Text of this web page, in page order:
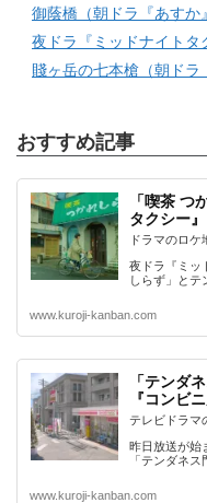
御蔭橋（朝ドラ『あすか
夜ドラ『ミッドナイトタ
賤ヶ岳の七本槍（朝ドラ
おすすめ記事
「喫茶 つ
タクシー』
ドラマのロケ
夜ドラ『ミッ
しらず」とテ
www.kuroji-kanban.com
「テンダ
『コンビ
テレビドラマ
昨日放送が始
「テンダネ
www.kuroji-kanban.com